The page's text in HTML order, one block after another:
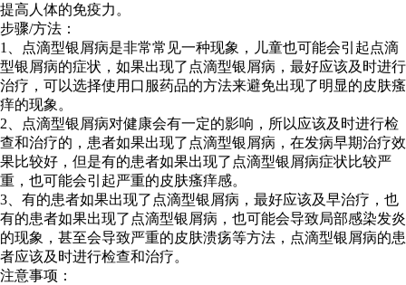
提高人体的免疫力。
步骤/方法：
1、点滴型银屑病是非常常见一种现象，儿童也可能会引起点滴
型银屑病的症状，如果出现了点滴型银屑病，最好应该及时进行
治疗，可以选择使用口服药品的方法来避免出现了明显的皮肤瘙
痒的现象。
2、点滴型银屑病对健康会有一定的影响，所以应该及时进行检
查和治疗的，患者如果出现了点滴型银屑病，在发病早期治疗效
果比较好，但是有的患者如果出现了点滴型银屑病症状比较严
重，也可能会引起严重的皮肤瘙痒感。
3、有的患者如果出现了点滴型银屑病，最好应该及早治疗，也
有的患者如果出现了点滴型银屑病，也可能会导致局部感染发炎
的现象，甚至会导致严重的皮肤溃疡等方法，点滴型银屑病的患
者应该及时进行检查和治疗。
注意事项：